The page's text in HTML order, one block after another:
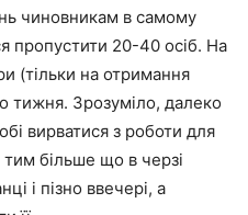
чиновникам в самому
пропустити 20-40 осіб. На
(тільки на отримання
тижня. Зрозуміло, далеко
вирватися з роботи для
тим більше що в черзі
і пізно ввечері, а